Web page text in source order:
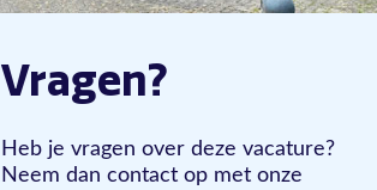
Vragen?
Heb je vragen over deze vacature?
Neem dan contact op met onze